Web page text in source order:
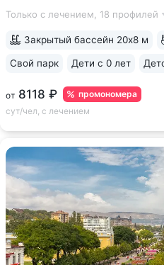
пение птиц • Удобный выход в
Только с лечением, 18 профилей
промономера
от 8118 ₽
сут/чел, с лечением
Закрытый бассейн 20х8 м
Свой парк Дети с 0 лет